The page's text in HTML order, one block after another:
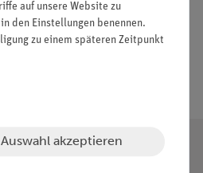
Empfängers.
auf unsere Website zu
den Einstellungen benennen.
zu einem späteren Zeitpunkt
Auswahl akzeptieren